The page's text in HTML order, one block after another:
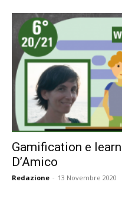
Gamification e
D’Amico
Redazione - 13 Novembre 2020